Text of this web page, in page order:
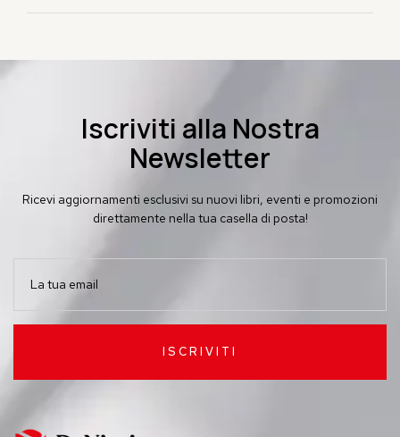
Iscriviti alla Nostra
Newsletter
Ricevi aggiornamenti esclusivi su nuovi libri, eventi e promozioni
direttamente nella tua casella di posta!
ISCRIVITI